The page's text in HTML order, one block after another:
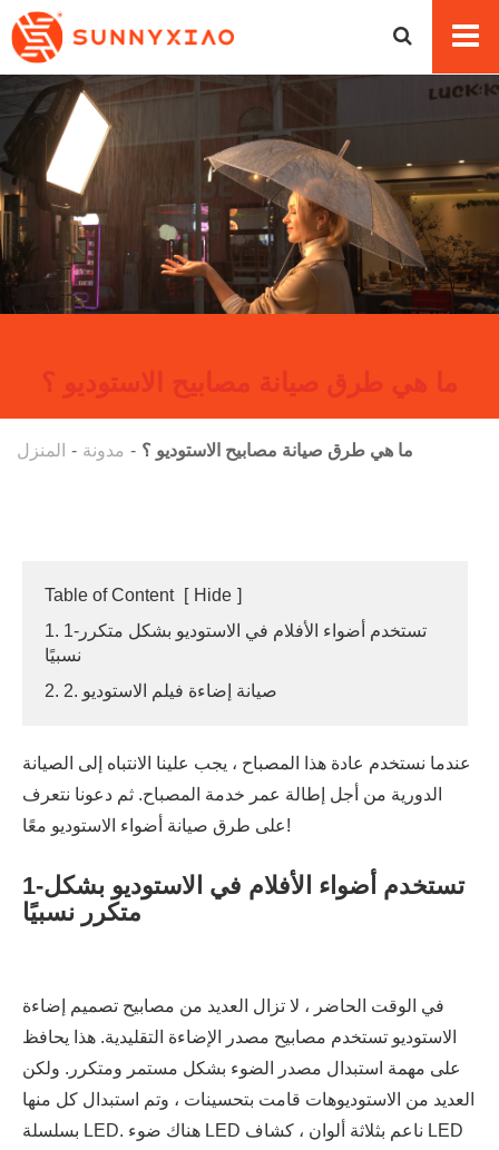
ما هي طرق صيانة مصابيح الاستوديو ؟
المنزل مدونة ما هي طرق صيانة مصابيح الاستوديو ؟
Table of Content [ Hide ]
1. 1-تستخدم أضواء الأفلام في الاستوديو بشكل متكرر
نسبيًا
2. 2. صيانة إضاءة فيلم الاستوديو
عندما نستخدم عادة هذا المصباح ، يجب علينا الانتباه إلى الصيانة
الدورية من أجل إطالة عمر خدمة المصباح. ثم دعونا نتعرف
على طرق صيانة أضواء الاستوديو معًا!
1-تستخدم أضواء الأفلام في الاستوديو بشكل
متكرر نسبيًا
في الوقت الحاضر ، لا تزال العديد من مصابيح تصميم إضاءة
الاستوديو تستخدم مصابيح مصدر الإضاءة التقليدية. هذا يحافظ
على مهمة استبدال مصدر الضوء بشكل مستمر ومتكرر. ولكن
العديد من الاستوديوهات قامت بتحسينات ، وتم استبدال كل منها
بسلسلة LED. هناك ضوء LED ناعم بثلاثة ألوان ، كشاف LED